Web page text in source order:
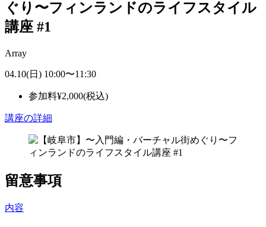
ぐり〜フィンランドのライフスタイル
講座 #1
Array
04.10(日) 10:00〜11:30
参加料¥2,000(税込)
講座の詳細
留意事項
内容